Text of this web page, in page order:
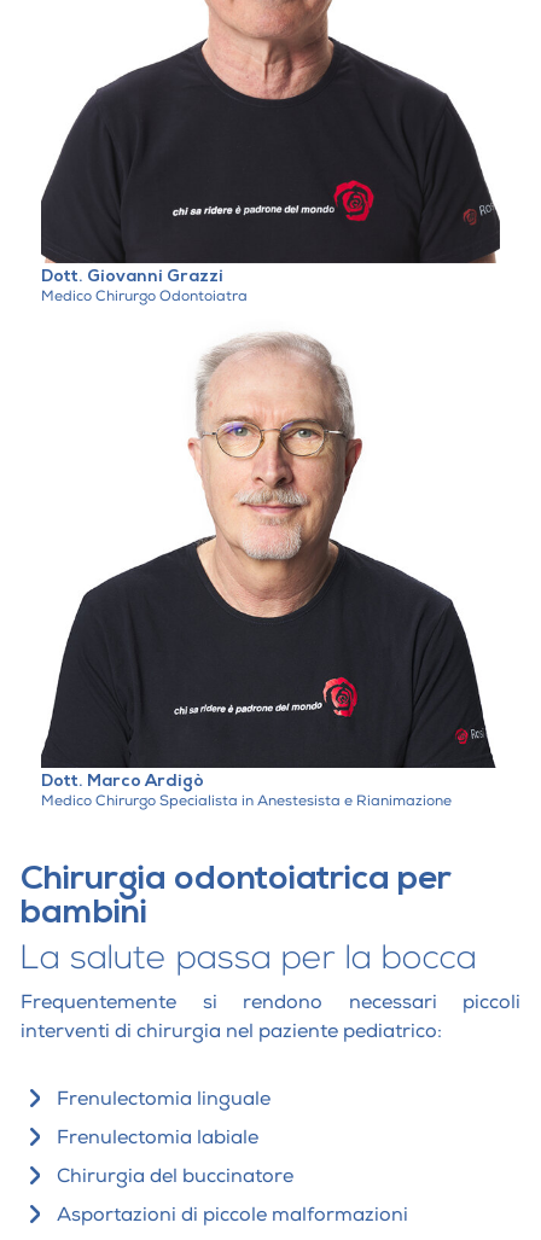
Dott. Giovanni Grazzi
Medico Chirurgo Odontoiatra
Dott. Marco Ardigò
Medico Chirurgo Specialista in Anestesista e Rianimazione
Chirurgia odontoiatrica per
bambini
La salute passa per la bocca
Frequentemente si rendono necessari piccoli
interventi di chirurgia nel paziente pediatrico:
Frenulectomia linguale
Frenulectomia labiale
Chirurgia del buccinatore
Asportazioni di piccole malformazioni